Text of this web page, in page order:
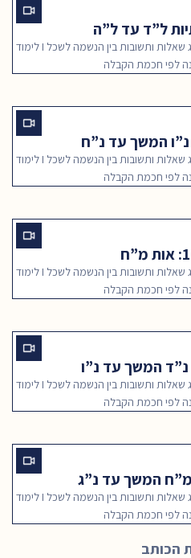
ספר "דעת תבונות" I הרמח"ל I דיאלוג שאלות ותשובות בין הנשמה לשכל I לימוד
לפי חכמת הקבלה
ספר "דעת תבונות" I הרמח"ל I דיאלוג שאלות ותשובות בין הנשמה לשכל I לימוד
לפי חכמת הקבלה
ספר "דעת תבונות" I הרמח"ל I דיאלוג שאלות ותשובות בין הנשמה לשכל I לימוד
לפי חכמת הקבלה
ספר "דעת תבונות" I הרמח"ל I דיאלוג שאלות ותשובות בין הנשמה לשכל I לימוד
לפי חכמת הקבלה
ספר "דעת תבונות" I הרמח"ל I דיאלוג שאלות ותשובות בין הנשמה לשכל I לימוד
לפי חכמת הקבלה
הכותב